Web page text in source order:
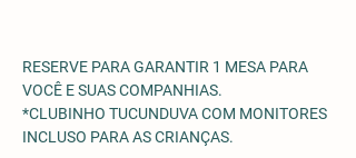
RESERVE PARA GARANTIR 1 MESA PARA
VOCÊ E SUAS COMPANHIAS.
*CLUBINHO TUCUNDUVA COM MONITORES
INCLUSO PARA AS CRIANÇAS.